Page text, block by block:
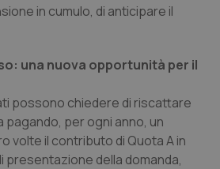
in cumulo, di anticipare il
una nuova opportunità per il
possono chiedere di riscattare
pagando, per ogni anno, un
volte il contributo di Quota A in
presentazione della domanda,